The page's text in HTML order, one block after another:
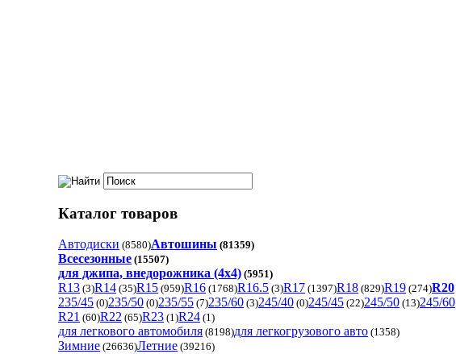
Каталог товаров
Автодиски (8580)Автошины (81359)
Всесезонные (15507)
для джипа, внедорожника (4x4) (5951)
R13 (3)R14 (35)R15 (959)R16 (1768)R16.5 (3)R17 (1397)R18 (829)R19 (274)R20
235/45 (0)235/50 (0)235/55 (7)235/60 (3)245/40 (0)245/45 (22)245/50 (13)245/60
R21 (60)R22 (65)R23 (1)R24 (1)
для легкового автомобиля (8198)для легкогрузового авто (1358)
Зимние (26636)Летние (39216)